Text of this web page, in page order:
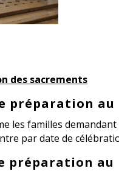
des sacrements
préparation au
les familles
par date de
préparation au